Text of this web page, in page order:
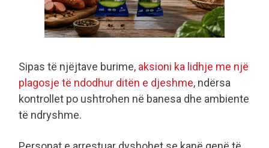
Sipas të njëjtave burime, aksioni ka lidhje me një
plagosje të ndodhur ditën e djeshme, ndërsa
kontrollet po ushtrohen në banesa dhe ambiente
të ndryshme.